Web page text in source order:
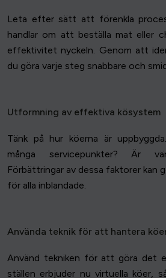
Leta efter sätt att förenkla
handlar om att beställa mat eller
effektivitet nyckeln. Genom att
du göra varje steg snabbare och
Utformning av effektiva kösystem
Tänk på hur köerna är
många servicepunkter? Är
Förbättringar av dessa faktorer kan
för alla inblandade.
Använda teknik för att hantera
Använd tekniken för att göra det
ställen erbjuder nu virtuella köer,